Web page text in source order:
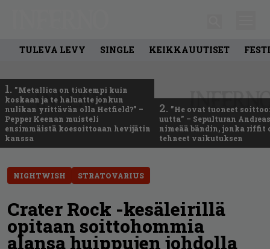
TULEVA LEVY SINGLE KEIKKAUUTISET
1. ”Metallica on tiukempi kuin
koskaan ja te haluatte jonkun
nulikan yrittävän olla Hetfield?” –
Pepper Keenan muisteli
ensimmäistä koesoittoaan hevijätin
kanssa
2. ”He ovat tuoneet
uutta” – Sepulturan
nimeää bändin, jonka riffit
tehneet vaikutuksen
NIGHTWISH STRATOVARIUS
Crater Rock -kesäleirillä
opitaan soittohommia
alansa huippujen johdolla